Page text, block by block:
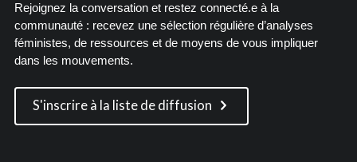
Rejoignez la conversation et restez connecté.e à la
communauté : recevez une sélection régulière d’analyses
féministes, de ressources et de moyens de vous impliquer
dans les mouvements.
S'inscrire à la liste de diffusion